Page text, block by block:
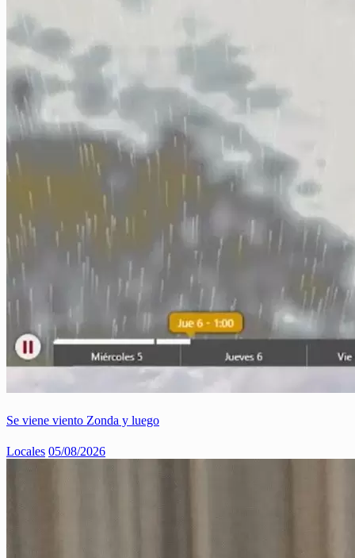
Se viene viento Zonda y luego
Locales 05/08/2026